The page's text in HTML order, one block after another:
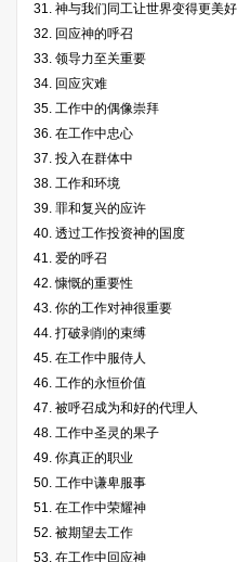
31. 神与我们同工让世界变得更美好
32. 回应神的呼召
33. 领导力至关重要
34. 回应灾难
35. 工作中的偶像崇拜
36. 在工作中忠心
37. 投入在群体中
38. 工作和环境
39. 罪和复兴的应许
40. 透过工作投资神的国度
41. 爱的呼召
42. 慷慨的重要性
43. 你的工作对神很重要
44. 打破剥削的束缚
45. 在工作中服侍人
46. 工作的永恒价值
47. 被呼召成为和好的代理人
48. 工作中圣灵的果子
49. 你真正的职业
50. 工作中谦卑服事
51. 在工作中荣耀神
52. 被期望去工作
53. 在工作中回应神